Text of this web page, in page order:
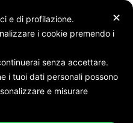
✕
e di profilazione.
i cookie premendo i
senza accettare.
i tuoi dati personali possono
e misurare